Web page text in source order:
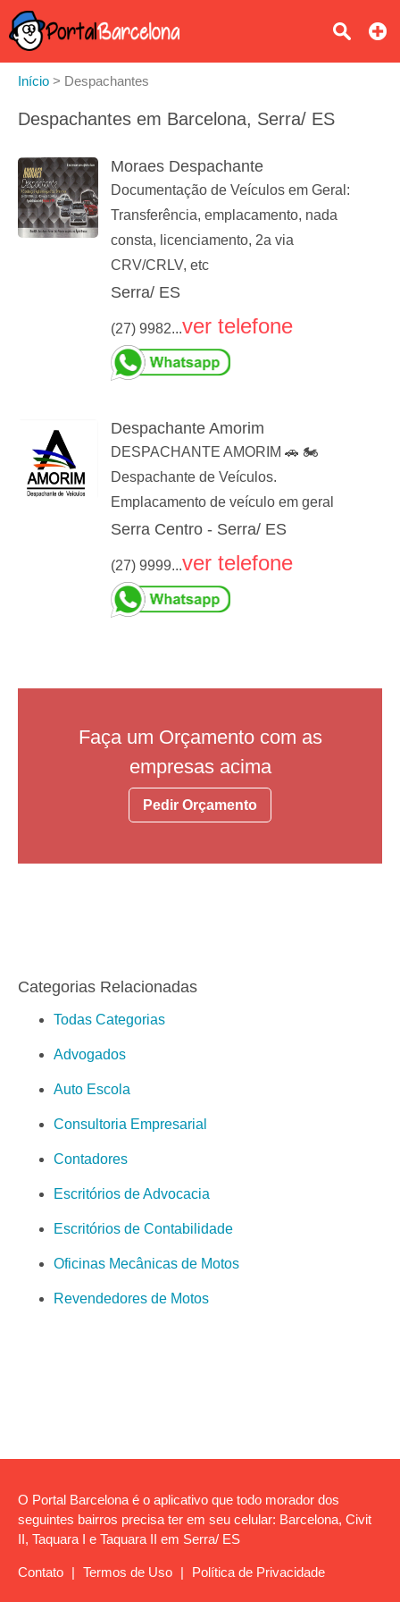
Início > Despachantes
Despachantes em Barcelona, Serra/ ES
Moraes Despachante
Documentação de Veículos em Geral:
Transferência, emplacamento, nada
consta, licenciamento, 2a via
CRV/CRLV, etc
Serra/ ES
(27) 9982...ver telefone
Despachante Amorim
DESPACHANTE AMORIM 🚗 🏍️
Despachante de Veículos.
Emplacamento de veículo em geral
Serra Centro - Serra/ ES
(27) 9999...ver telefone
Faça um Orçamento com as
empresas acima
Pedir Orçamento
Categorias Relacionadas
Todas Categorias
Advogados
Auto Escola
Consultoria Empresarial
Contadores
Escritórios de Advocacia
Escritórios de Contabilidade
Oficinas Mecânicas de Motos
Revendedores de Motos
O Portal Barcelona é o aplicativo que todo morador dos
seguintes bairros precisa ter em seu celular: Barcelona, Civit
II, Taquara I e Taquara II em Serra/ ES
Contato | Termos de Uso | Política de Privacidade